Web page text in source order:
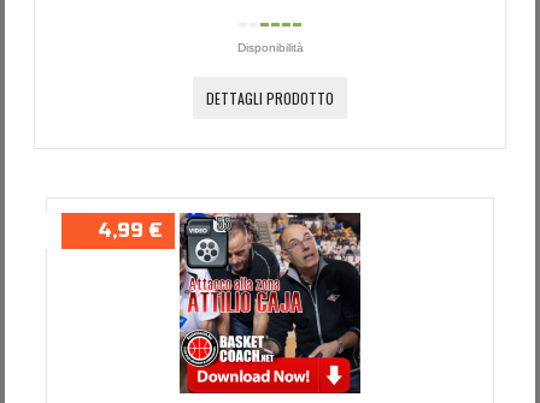
Disponibilità
DETTAGLI PRODOTTO
4,99 €